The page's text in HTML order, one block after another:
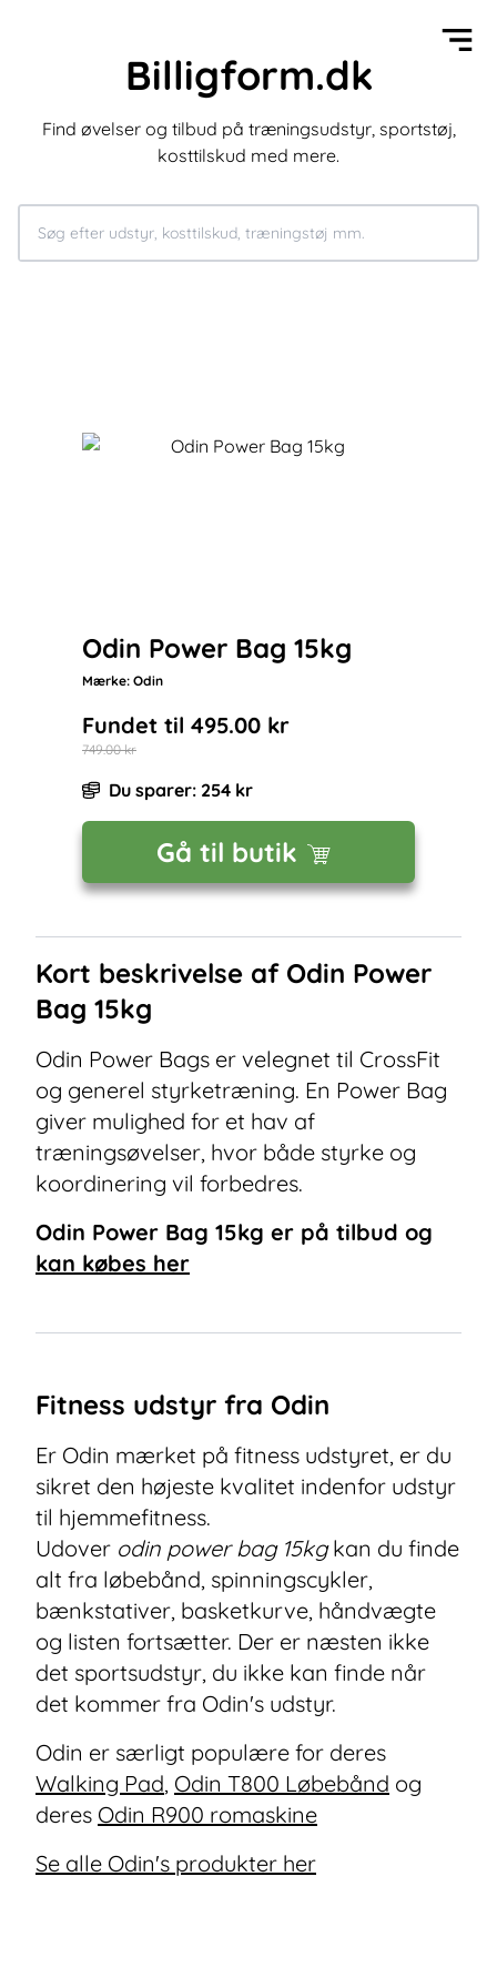
Billigform.dk
Find øvelser og tilbud på træningsudstyr, sportstøj,
kosttilskud med mere.
Odin Power Bag 15kg
Mærke: Odin
Fundet til 495.00 kr
749.00kr
Du sparer: 254 kr
Gå til butik
Kort beskrivelse af Odin Power
Bag 15kg
Odin Power Bags er velegnet til CrossFit
og generel styrketræning. En Power Bag
giver mulighed for et hav af
træningsøvelser, hvor både styrke og
koordinering vil forbedres.
Odin Power Bag 15kg er på tilbud og
kan købes her
Fitness udstyr fra Odin
Er Odin mærket på fitness udstyret, er du
sikret den højeste kvalitet indenfor udstyr
til hjemmefitness.
Udover odin power bag 15kgkan du finde
alt fra løbebånd, spinningscykler,
bænkstativer, basketkurve, håndvægte
og listen fortsætter. Der er næsten ikke
det sportsudstyr, du ikke kan finde når
det kommer fra Odin's udstyr.
Odin er særligt populære for deres
Walking Pad, Odin T800 Løbebånd og
deres Odin R900 romaskine
Se alle Odin's produkter her